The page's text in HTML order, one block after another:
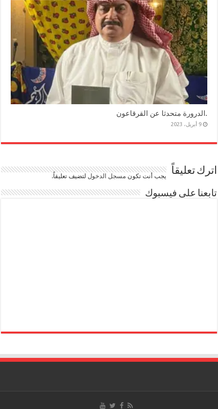
.الدرورة متحدثا عن القرقاعون
9 أبريل، 2023
اترك تعليقاً يجب أنت تكون مسجل الدخوللتضيف تعليقاً.
تابعنا على فيسبوك